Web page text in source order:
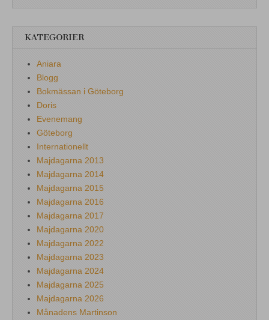
KATEGORIER
Aniara
Blogg
Bokmässan i Göteborg
Doris
Evenemang
Göteborg
Internationellt
Majdagarna 2013
Majdagarna 2014
Majdagarna 2015
Majdagarna 2016
Majdagarna 2017
Majdagarna 2020
Majdagarna 2022
Majdagarna 2023
Majdagarna 2024
Majdagarna 2025
Majdagarna 2026
Månadens Martinson